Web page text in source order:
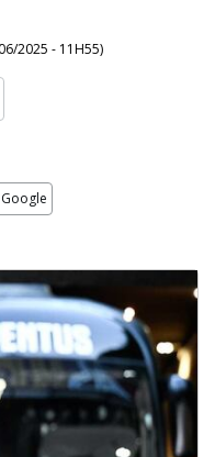
2025 - 11H55)